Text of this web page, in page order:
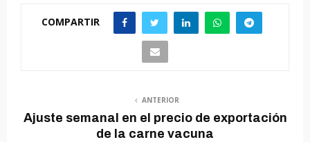
COMPARTIR
ANTERIOR
Ajuste semanal en el precio de exportación
de la carne vacuna